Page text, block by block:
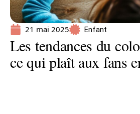
21 mai 2025 Enfant
Les tendances du
ce qui plaît aux fans